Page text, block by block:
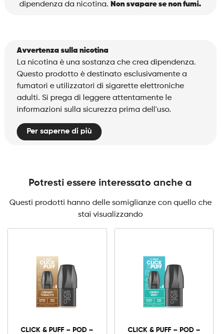
dipendenza da nicotina. Non svapare se non fumi.
Avvertenza sulla nicotina
La nicotina è una sostanza che crea dipendenza.
Questo prodotto è destinato esclusivamente a
fumatori e utilizzatori di sigarette elettroniche
adulti. Si prega di leggere attentamente le
informazioni sulla sicurezza prima dell'uso.
Per saperne di più
Potresti essere interessato anche a
Questi prodotti hanno delle somiglianze con quello che
stai visualizzando
CLICK & PUFF – POD –
CLICK & PUFF – POD –